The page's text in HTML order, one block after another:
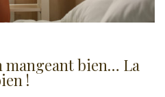
mangeant bien… La
!